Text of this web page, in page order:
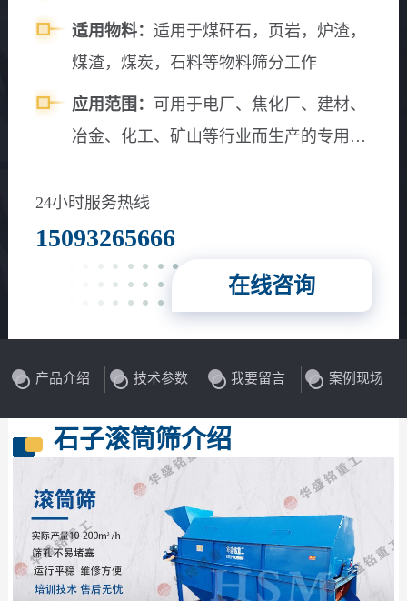
适用物料： 适用于煤矸石，页岩，炉渣，
煤渣，煤炭，石料等物料筛分工作
应用范围：
可用于电厂、焦化厂、建材、
冶金、化工、矿山等行业而生产的专用筛
24小时服务热线
15093265666
在线咨询
产品介绍 技术参数 我要留言 案例现场
石子滚筒筛介绍